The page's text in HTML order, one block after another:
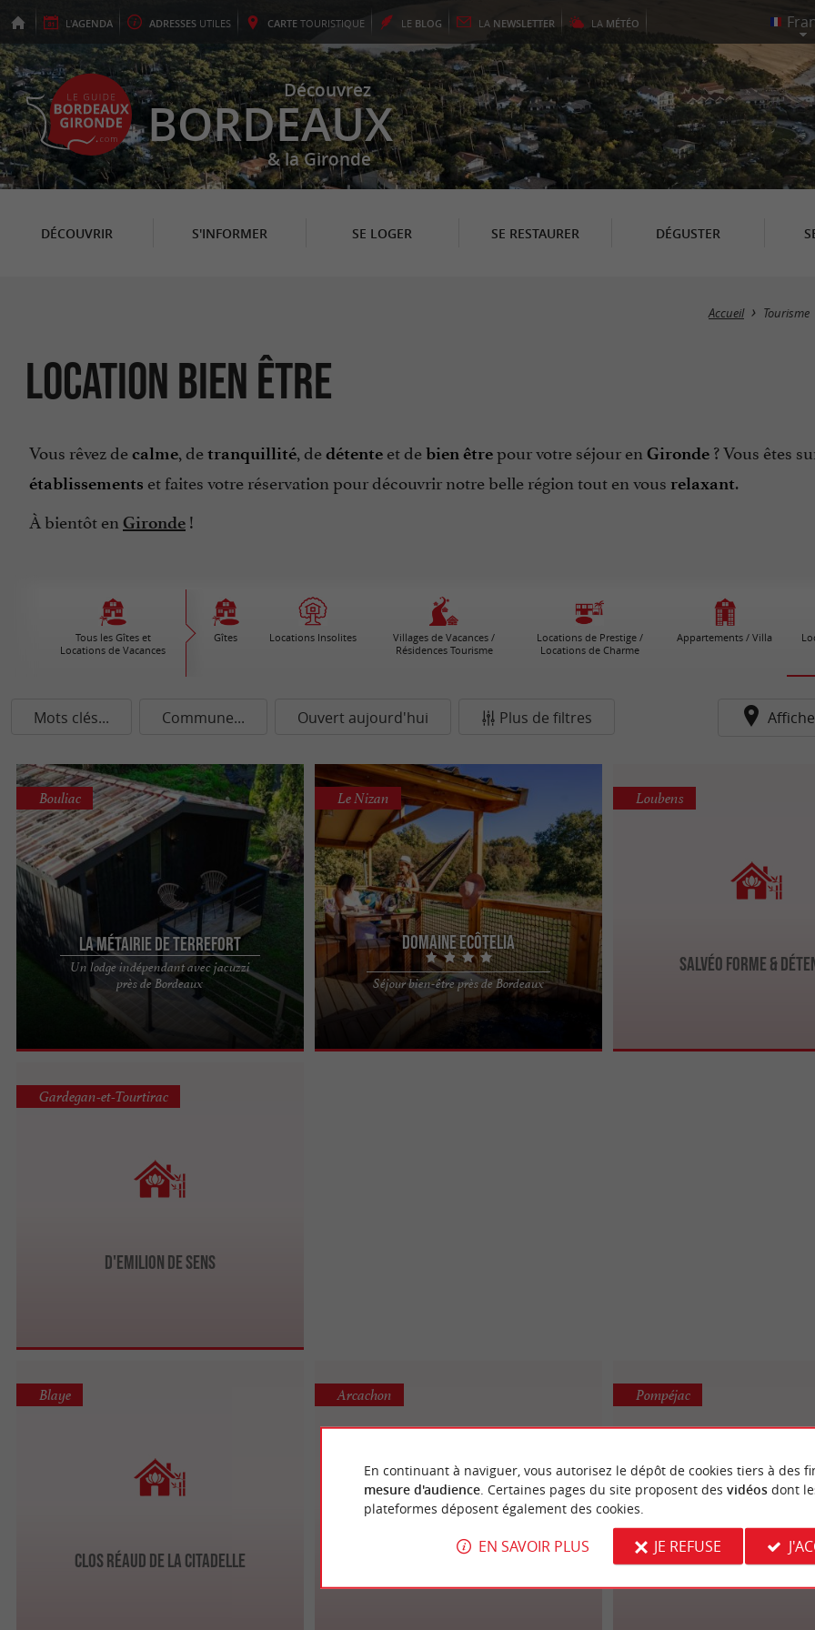
L'AGENDA ADRESSES UTILES CARTE TOURISTIQUE LE BLOG LA NEWSLETTER LA MÉTÉO
Découvrez
BORDEAUX
& la Gironde
DÉCOUVRIR S'INFORMER SE LOGER SE RESTAURER DÉGUSTER
Accueil Tourisme
Location Bien être
Vous rêvez decalme, detranquillité, dedétente et debien êtrepour votre séjour en Gironde ? Vous êtes
établissements et faites votre réservation pour découvrir notre belle région tout en vous relaxant.
À bientôt en Gironde !
Tous les Gîtes et
Locations de Vacances
Gîtes Locations Insolites
Villages de Vacances /
Résidences Tourisme
Locations de Prestige /
Locations de Charme
Appartements / Villa
Mots clés... Commune... Ouvert aujourd'hui Plus de filtres
La Métairie de Terrefort
Un lodge indépendant avec jacuzzi
près de Bordeaux
Bouliac
Découvrez le Lodge indépendant de la Métairie
Terrefort, une oasis intime nichée près de
Bordeaux, au cœur ...
Domaine EcÔtelia
Séjour bien-être près de Bordeaux
Le Nizan
Un écrin de nature en Gironde : Le Domaine
EcÔtelia Au cœur de la Gironde, à proximité de
Bordeaux, le Domaine ...
Salvéo Forme &
Loubens
D'Emilion de sens
Gardegan-et-Tourtirac
Clos Réaud de la Citadelle
Blaye
Thalazur
Arcachon
L'Escale Sud
Pompéjac
En continuant à naviguer, vous autorisez le dépôt de cookies tiers à des
mesure d'audience. Certaines pages du site proposent des vidéosdont
plateformes déposent également des cookies.
EN SAVOIR PLUS JE REFUSE